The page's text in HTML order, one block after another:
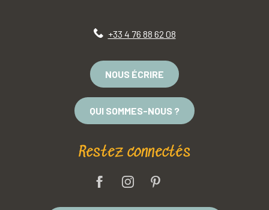
+33 4 76 88 62 08
NOUS ÉCRIRE
QUI SOMMES-NOUS ?
Restez connectés